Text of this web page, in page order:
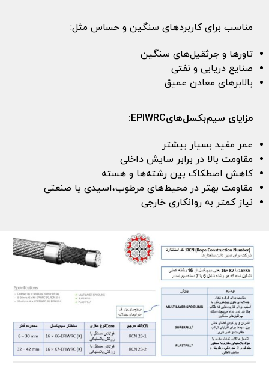
مناسب برای کاربردهای سنگین و حساس مثل:
تاورها و جرثقیل‌های سنگین
صنایع دریایی و نفتی
بالابرهای معادن عمیق
مزایای سیم‌بکسل‌هایEPIWRC:
عمر مفید بسیار بیشتر
مقاومت بالا در برابر سایش داخلی
کاهش اصطکاک بین رشته‌ها و هسته
مقاومت بهتر در محیط‌های مرطوب،اسیدی یا صنعتی
نیاز کمتر به روانکاری خارجی